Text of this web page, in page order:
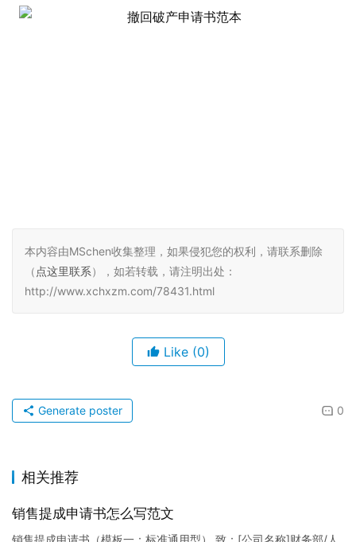
本内容由MSchen收集整理，如果侵犯您的权利，请联系删除
（ 点这里联系），如若转载，请注明出处：
http://www.xchxzm.com/78431.html
Like (0)
0
Generate poster
相关推荐
销售提成申请书怎么写范文
销售提成申请书（模板一：标准通用型） 致：[公司名称]财务部/人